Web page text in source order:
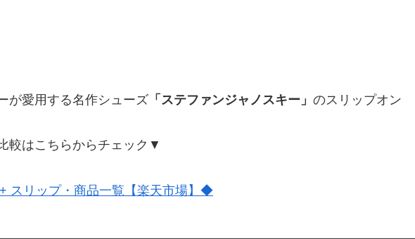
が愛用する名作シューズ 「ステファンジャノスキー」 のスリップオン
較はこちらからチェック▼
スリップ・商品一覧【楽天市場】◆